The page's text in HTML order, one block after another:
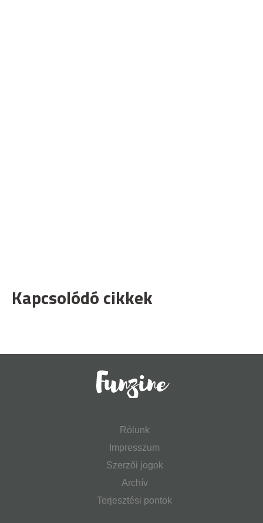
Kapcsolódó cikkek
Rólunk
Impresszum
Szerzői jogok
Archív
Terjesztési pontok